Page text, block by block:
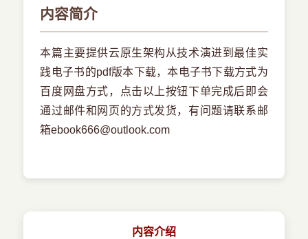
内容简介
本篇主要提供云原生架构从技术演进到最佳实
践电子书的pdf版本下载，本电子书下载方式为
百度网盘方式，点击以上按钮下单完成后即会
通过邮件和网页的方式发货，有问题请联系邮
箱ebook666@outlook.com
内容介绍